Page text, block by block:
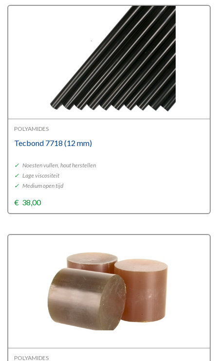
POLYAMIDES
Tecbond 7718 (12 mm)
✓ Noesten vullen, hout herstellen
✓ Lage viscositeit
✓ Medium open tijd
€ 38,00
POLYAMIDES